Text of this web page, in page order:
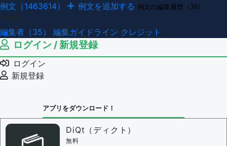
例文（1463614） 例文を追加する 例文の編集履歴（39）
編集者（35） 編集ガイドライン クレジット
ログイン / 新規登録
ログイン
新規登録
アプリをダウンロード！
DiQt（ディクト）
無料